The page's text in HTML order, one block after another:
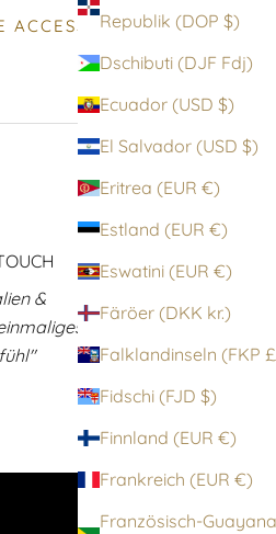
Republik (DOP $)
Dschibuti (DJF Fdj)
Ecuador (USD $)
El Salvador (USD $)
Eritrea (EUR €)
Estland (EUR €)
Eswatini (EUR €)
Färöer (DKK kr.)
Fidschi (FJD $)
Finnland (EUR €)
Frankreich (EUR €)
Französisch-Guayana
ACCESSOIRES
&